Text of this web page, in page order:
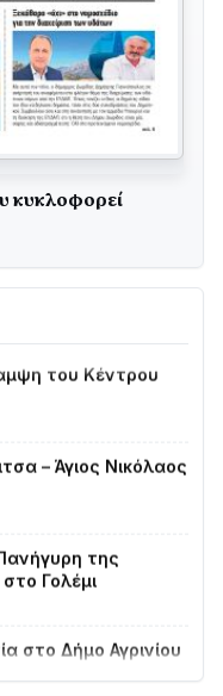
κυκλοφορεί
του Κέντρου
Γολέμι